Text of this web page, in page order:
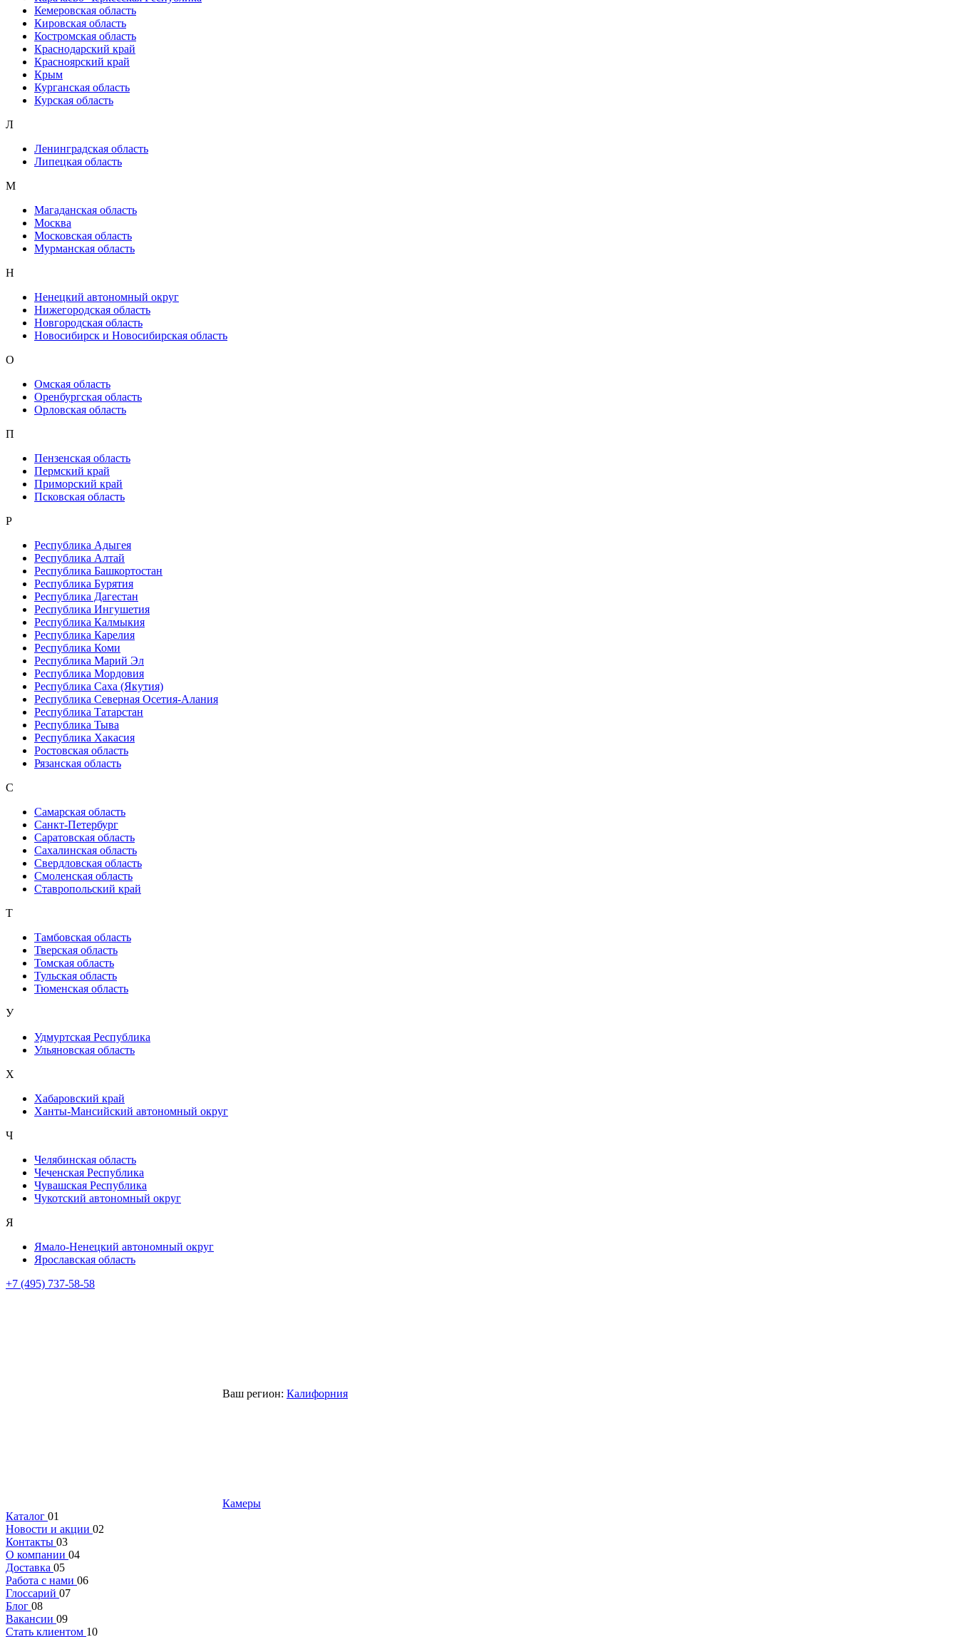
Кемеровская область
Кировская область
Костромская область
Краснодарский край
Красноярский край
Крым
Курганская область
Курская область
Л
Ленинградская область
Липецкая область
М
Магаданская область
Москва
Московская область
Мурманская область
Н
Ненецкий автономный округ
Нижегородская область
Новгородская область
Новосибирск и Новосибирская область
О
Омская область
Оренбургская область
Орловская область
П
Пензенская область
Пермский край
Приморский край
Псковская область
Р
Республика Адыгея
Республика Алтай
Республика Башкортостан
Республика Бурятия
Республика Дагестан
Республика Ингушетия
Республика Калмыкия
Республика Карелия
Республика Коми
Республика Марий Эл
Республика Мордовия
Республика Саха (Якутия)
Республика Северная Осетия-Алания
Республика Татарстан
Республика Тыва
Республика Хакасия
Ростовская область
Рязанская область
С
Самарская область
Санкт-Петербург
Саратовская область
Сахалинская область
Свердловская область
Смоленская область
Ставропольский край
Т
Тамбовская область
Тверская область
Томская область
Тульская область
Тюменская область
У
Удмуртская Республика
Ульяновская область
Х
Хабаровский край
Ханты-Мансийский автономный округ
Ч
Челябинская область
Чеченская Республика
Чувашская Республика
Чукотский автономный округ
Я
Ямало-Ненецкий автономный округ
Ярославская область
+7 (495) 737-58-58
Ваш регион: Калифорния
Камеры
Каталог 01
Новости и акции 02
Контакты 03
О компании 04
Доставка 05
Работа с нами 06
Глоссарий 07
Блог 08
Вакансии 09
Стать клиентом 10